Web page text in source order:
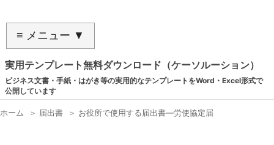
≡ メニュー ▼
実用テンプレート無料ダウンロード（ケーソルーション）
ビジネス文書・手紙・はがき等の実用的なテンプレートをWord・Excel形式で
公開しています
ホーム ＞ 届出書 ＞ お役所で使用する届出書―労使協定届